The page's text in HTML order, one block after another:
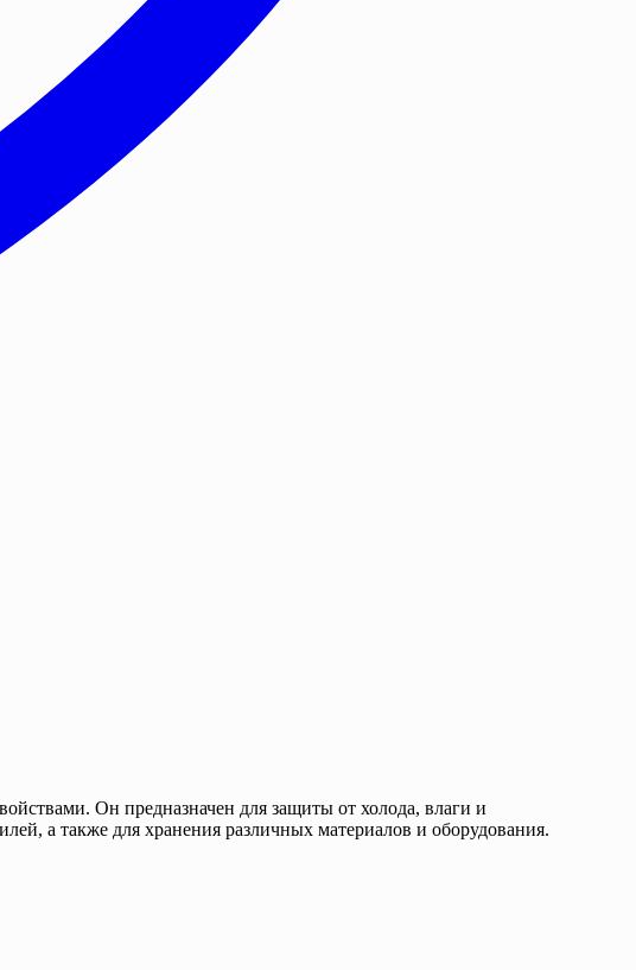
Он предназначен для защиты от холода, влаги и
а также для хранения различных материалов и оборудования.